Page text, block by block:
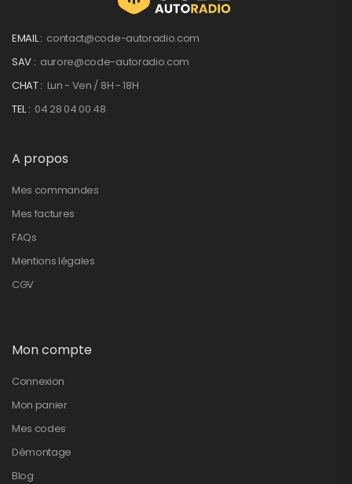
EMAIL : contact@code-autoradio.com
SAV : aurore@code-autoradio.com
CHAT : Lun - Ven / 8H - 18H
TEL : 04 28 04 00 48
A propos
Mes commandes
Mes factures
FAQs
Mentions légales
CGV
Mon compte
Connexion
Mon panier
Mes codes
Démontage
Blog